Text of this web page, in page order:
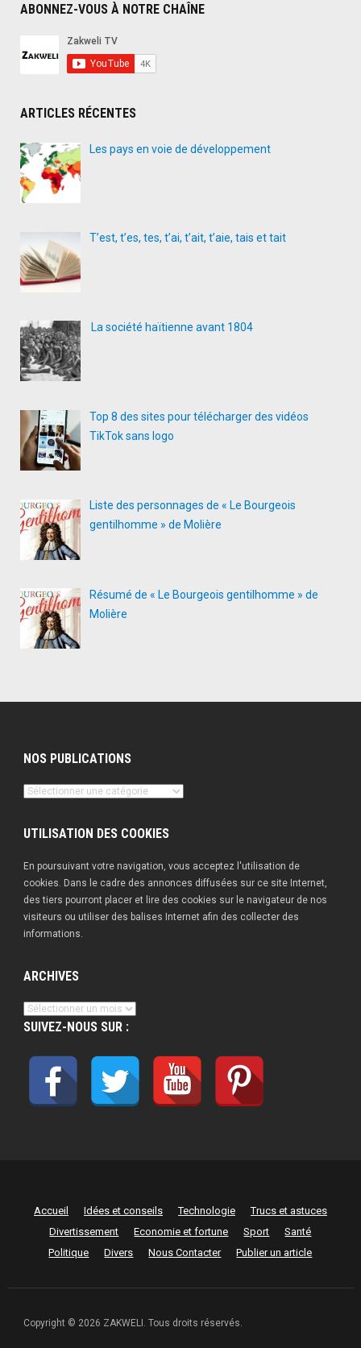
ABONNEZ-VOUS À NOTRE CHAÎNE
ARTICLES RÉCENTES
Les pays en voie de développement
T’est, t’es, tes, t’ai, t’ait, t’aie, tais et tait
La société haïtienne avant 1804
Top 8 des sites pour télécharger des vidéos
TikTok sans logo
Liste des personnages de « Le Bourgeois
gentilhomme » de Molière
Résumé de « Le Bourgeois gentilhomme » de
Molière
NOS PUBLICATIONS
Nos
UTILISATION DES COOKIES
En poursuivant votre navigation, vous acceptez l'utilisation de
cookies. Dans le cadre des annonces diffusées sur ce site Internet,
des tiers pourront placer et lire des cookies sur le navigateur de nos
visiteurs ou utiliser des balises Internet afin des collecter des
informations.
ARCHIVES
Archives
SUIVEZ-NOUS SUR :
Accueil Idées et conseils Technologie
Trucs et astuces
Divertissement
Economie et fortune Sport
Santé
Politique
Divers Nous Contacter Publier un article
Copyright © 2026 ZAKWELI. Tous droits réservés.